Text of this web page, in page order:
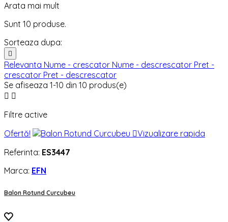
Arata mai mult
Sunt 10 produse.
Sorteaza dupa:

Relevanta Nume - crescator Nume - descrescator Pret -
crescator Pret - descrescator
Se afiseaza 1-10 din 10 produs(e)
 
Filtre active
Ofertă!
Vizualizare rapida
Referinta: ES3447
Marca: EFN
Balon Rotund Curcubeu